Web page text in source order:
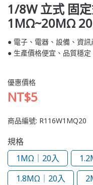
1/8W 立式 固
1MΩ~20MΩ
● 電子、電器、設備、資
● 生產價格便宜、品質穩
優惠價格
NT$5
商品編號: R116W1MQ20
規格
1MΩ｜20入
1.8MΩ｜20入